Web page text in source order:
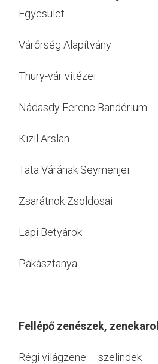
Egyesület
Várőrség Alapítvány
Thury-vár vitézei
Nádasdy Ferenc Bandérium
Kizil Arslan
Tata Várának Seymenjei
Zsarátnok Zsoldosai
Lápi Betyárok
Pákásztanya
Fellépő zenészek,
Régi világzene – szelindek